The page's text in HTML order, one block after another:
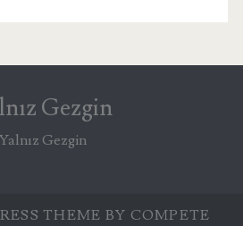
Gezgin
Yalnız Gezgin
THEME BY COMPETE